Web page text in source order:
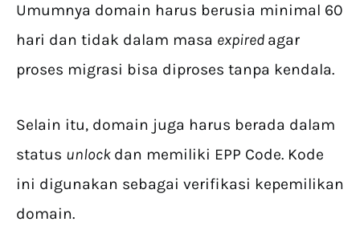
Umumnya domain harus berusia minimal 60
hari dan tidak dalam masa expired agar
proses migrasi bisa diproses tanpa kendala.
Selain itu, domain juga harus berada dalam
status unlock dan memiliki EPP Code. Kode
ini digunakan sebagai verifikasi kepemilikan
domain.